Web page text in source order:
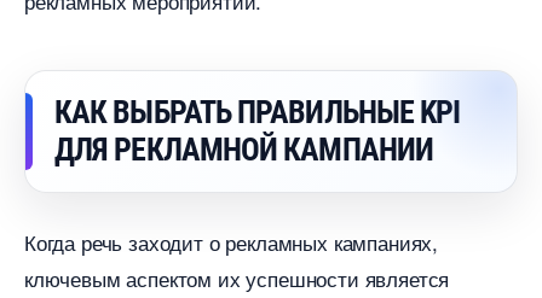
КАК ВЫБРАТЬ ПРАВИЛЬНЫЕ KPI
ДЛЯ РЕКЛАМНОЙ КАМПАНИИ
Когда речь заходит о рекламных кампаниях,
ключевым аспектом их успешности является